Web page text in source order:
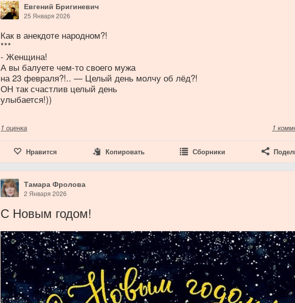
Евгений Бригиневич
25 Января 2026
Как в анекдоте народном?!
***
- Женщина!
А вы балуете чем-то своего мужа
на 23 февраля?!.. — Целый день молчу об лёд?!
ОН так счастлив целый день
улыбается!))
1 оценка 1
Нравится Копировать Сборники
Тамара Фролова
2 Января 2026
С Новым годом!